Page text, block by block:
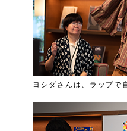
ヨシダさんは、ラップで